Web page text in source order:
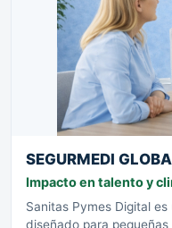
SEGURMEDI
Impacto en talento y
Sanitas Pymes Digital
diseñado para